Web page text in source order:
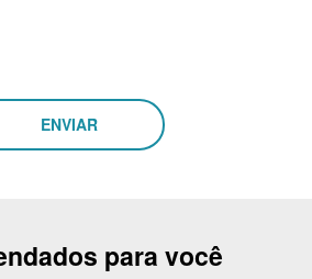
para você